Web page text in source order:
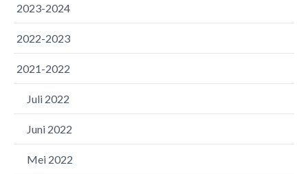
2023-2024
2022-2023
2021-2022
Juli 2022
Juni 2022
Mei 2022